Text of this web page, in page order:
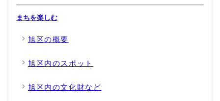
まちを楽しむ
旭区の概要
旭区内のスポット
旭区内の文化財など